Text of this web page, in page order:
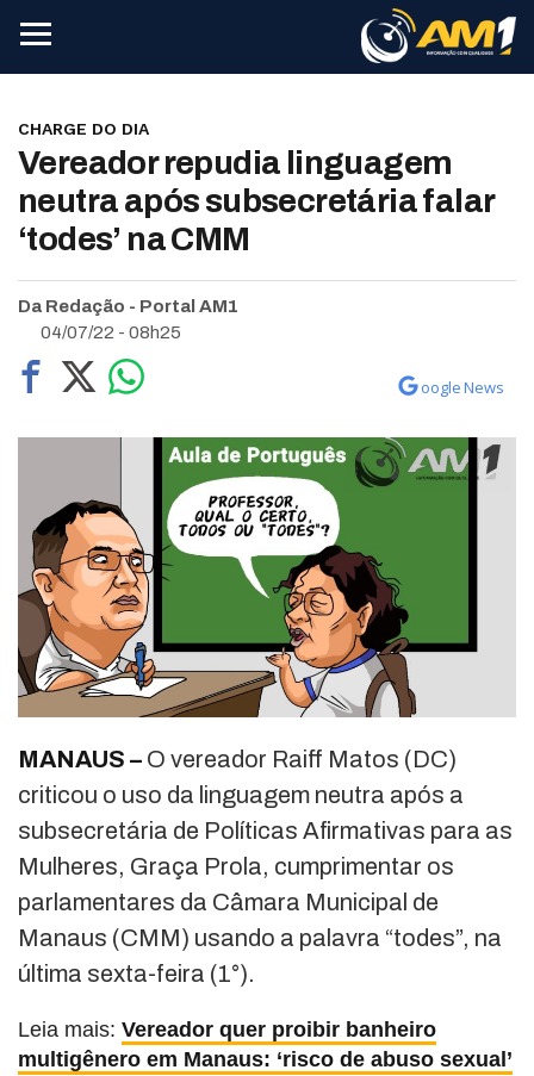
CHARGE DO DIA
Vereador repudia linguagem
neutra após subsecretária falar
‘todes’ na CMM
Da Redação - Portal AM1
04/07/22 - 08h25
oogle News
MANAUS – O vereador Raiff Matos (DC)
criticou o uso da linguagem neutra após a
subsecretária de Políticas Afirmativas para as
Mulheres, Graça Prola, cumprimentar os
parlamentares da Câmara Municipal de
Manaus (CMM) usando a palavra “todes”, na
última sexta-feira (1°).
Leia mais: Vereador quer proibir banheiro
multigênero em Manaus: ‘risco de abuso sexual’